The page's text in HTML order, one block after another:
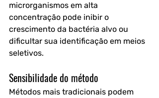
microrganismos em alta
concentração pode inibir o
crescimento da bactéria alvo ou
dificultar sua identificação em meios
seletivos.
Sensibilidade do método
Métodos mais tradicionais podem